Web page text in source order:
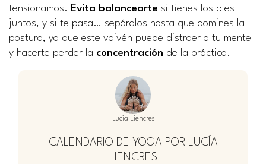
tensionamos. Evita balancearte si tienes los pies
juntos, y si te pasa… sepáralos hasta que domines la
postura, ya que este vaivén puede distraer a tu mente
y hacerte perder la concentración de la práctica.
Lucia Liencres
CALENDARIO DE YOGA POR LUCÍA
LIENCRES